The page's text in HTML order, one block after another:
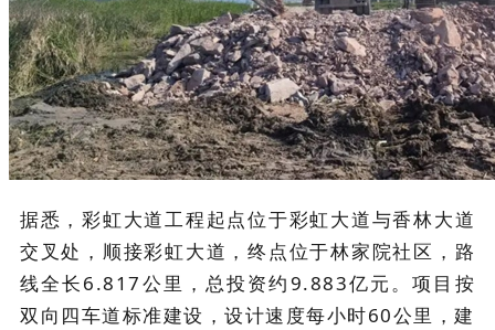
据悉，彩虹大道工程起点位于彩虹大道与香林大道
交叉处，顺接彩虹大道，终点位于林家院社区，路
线全长6.817公里，总投资约9.883亿元。项目按
双向四车道标准建设，设计速度每小时60公里，建